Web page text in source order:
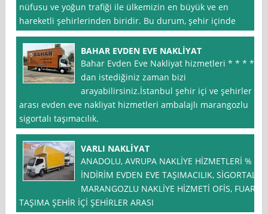
nüfusu ve yoğun trafiği ile ülkemizin en büyük ve en
hareketli şehirlerinden biridir. Bu durum, şehir içinde
BAHAR EVDEN EVE NAKLİYAT
Bahar Evden Eve Nakliyat hizmetleri * * * *
dan istediğiniz zaman bizi
arayabilirsiniz.İstanbul şehir içi ve şehirler
arası evden eve nakliyat hizmetleri ambalajlı marangozlu
sigortalı taşımacılık.
VARLI NAKLİYAT
ANADOLU, AVRUPA NAKLİYE HİZMETLERİ % *
İNDİRİM EVDEN EVE TAŞIMACILIK, SİGORTALI
MARANGOZLU NAKLİYE HİZMETİ OFİS, FUAR
TAŞIMA ŞEHİR İÇİ ŞEHİRLER ARASI